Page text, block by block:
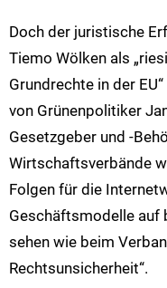
Doch der juristische
Tiemo Wölken als
Grundrechte in der
von Grünenpolitiker
Gesetzgeber und -
Wirtschaftsverbände
Folgen für die
Geschäftsmodelle auf
sehen wie beim
Rechtsunsicherheit“.